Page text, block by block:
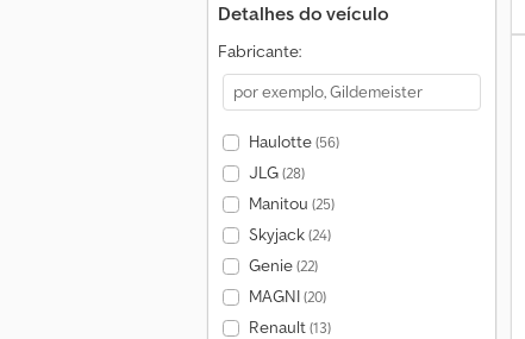
Detalhes do veículo
Fabricante:
Haulotte(56)
JLG(28)
Manitou (25)
Skyjack(24)
Genie(22)
MAGNI(20)
Renault(13)